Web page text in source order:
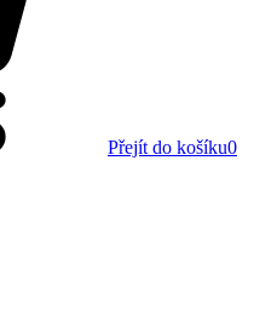
Přejít do košíku0